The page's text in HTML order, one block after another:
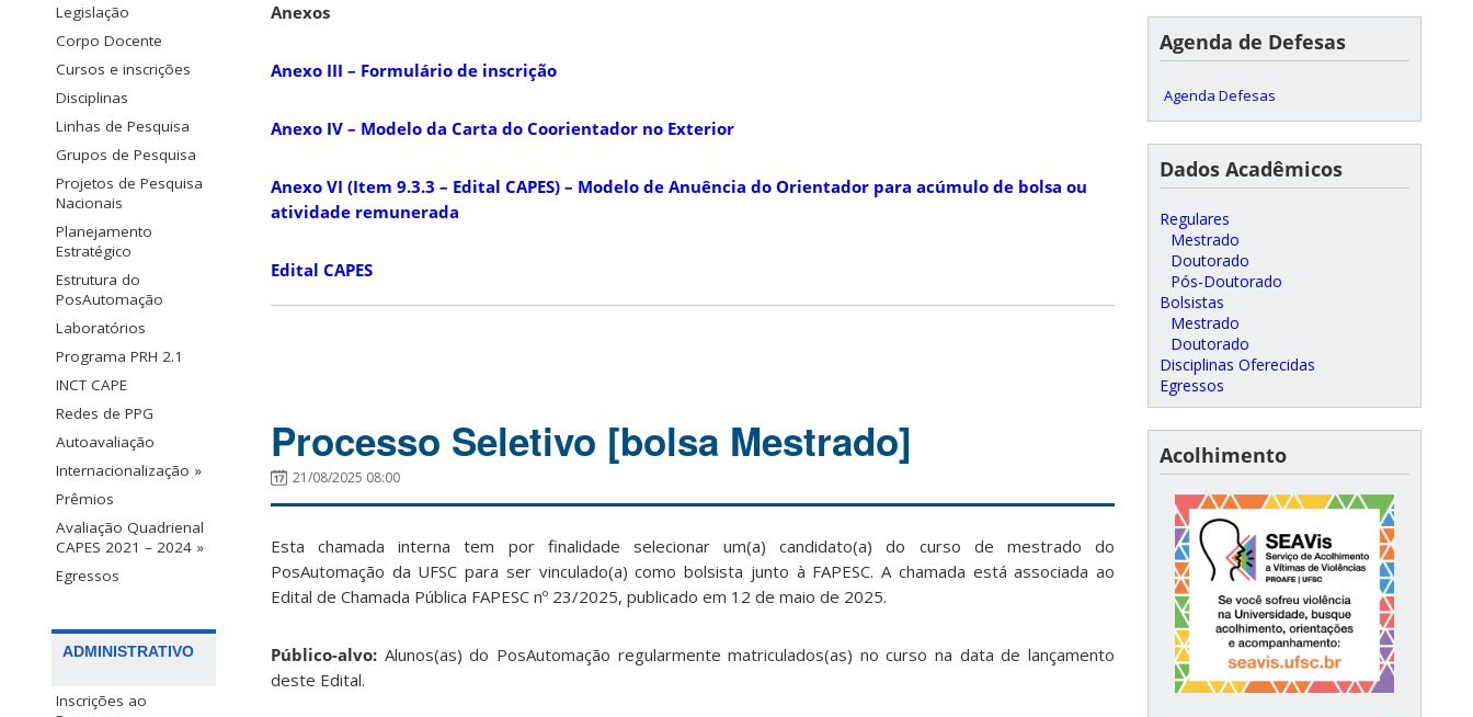
Legislação
Corpo Docente
Cursos e inscrições
Disciplinas
Linhas de Pesquisa
Grupos de Pesquisa
Projetos de Pesquisa
Nacionais
Planejamento
Estratégico
Estrutura do
PosAutomação
Laboratórios
Programa PRH 2.1
INCT CAPE
Redes de PPG
Autoavaliação
Internacionalização »
Prêmios
Avaliação Quadrienal
CAPES 2021 – 2024 »
Egressos
ADMINISTRATIVO
Inscrições ao
Anexos
Anexo III – Formulário de inscrição
Anexo IV – Modelo da Carta do Coorientador no Exterior
Anexo VI (Item 9.3.3 – Edital CAPES) – Modelo de Anuência do Orientador para acúmulo de bolsa ou
atividade remunerada
Edital CAPES
Processo Seletivo [bolsa Mestrado]
21/08/2025 08:00
Esta chamada interna tem por finalidade selecionar um(a) candidato(a) do curso de mestrado do
PosAutomação da UFSC para ser vinculado(a) como bolsista junto à FAPESC. A chamada está associada ao
Edital de Chamada Pública FAPESC nº 23/2025, publicado em 12 de maio de 2025.
Público-alvo: Alunos(as) do PosAutomação regularmente matriculados(as) no curso na data de lançamento
deste Edital.
Agenda de Defesas
Agenda Defesas
Dados Acadêmicos
Regulares
Mestrado
Doutorado
Pós-Doutorado
Bolsistas
Mestrado
Doutorado
Disciplinas Oferecidas
Egressos
Acolhimento